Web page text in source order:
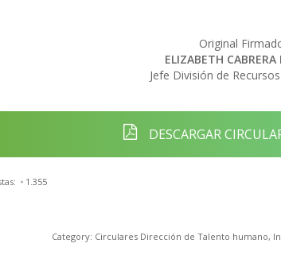
Original
ELIZABETH CABRERA
Jefe División de
DESCARGAR
1.355
Category: Circulares Dirección de Talento humano,